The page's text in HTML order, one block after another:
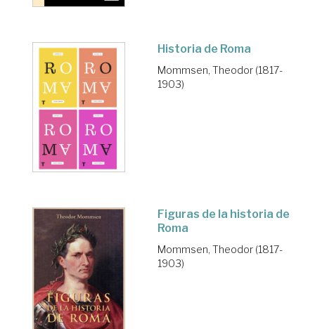
Historia de Roma
Mommsen, Theodor (1817-
1903)
Figuras de la historia de
Roma
Mommsen, Theodor (1817-
1903)